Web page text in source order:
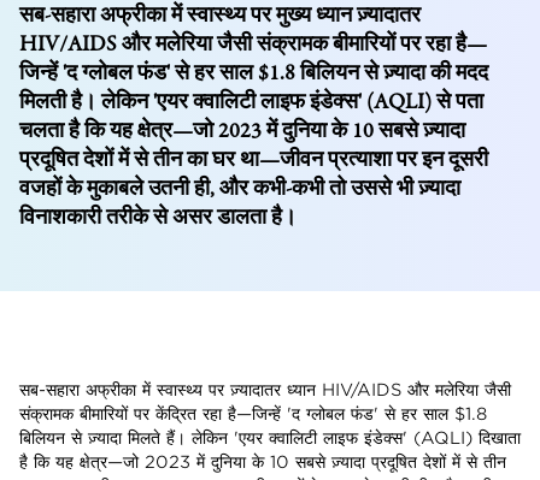
सब-सहारा अफ्रीका में स्वास्थ्य पर मुख्य ध्यान ज़्यादातर
HIV/AIDS और मलेरिया जैसी संक्रामक बीमारियों पर रहा है—
जिन्हें 'द ग्लोबल फंड' से हर साल $1.8 बिलियन से ज़्यादा की मदद
मिलती है। लेकिन 'एयर क्वालिटी लाइफ इंडेक्स' (AQLI) से पता
चलता है कि यह क्षेत्र—जो 2023 में दुनिया के 10 सबसे ज़्यादा
प्रदूषित देशों में से तीन का घर था—जीवन प्रत्याशा पर इन दूसरी
वजहों के मुकाबले उतनी ही, और कभी-कभी तो उससे भी ज़्यादा
विनाशकारी तरीके से असर डालता है।
सब-सहारा अफ्रीका में स्वास्थ्य पर ज़्यादातर ध्यान HIV/AIDS और मलेरिया जैसी
संक्रामक बीमारियों पर केंद्रित रहा है—जिन्हें 'द ग्लोबल फंड' से हर साल $1.8
बिलियन से ज़्यादा मिलते हैं। लेकिन 'एयर क्वालिटी लाइफ इंडेक्स' (AQLI) दिखाता
है कि यह क्षेत्र—जो 2023 में दुनिया के 10 सबसे ज़्यादा प्रदूषित देशों में से तीन